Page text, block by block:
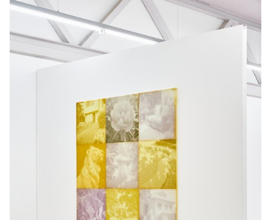
comment la fonction d'une image change lorsqu'elle est adaptée
à différents cadres de photographie appliquée. Ce cours explore
la contradiction et l'ambiguïté dans la signification
photographique et le rôle des conventions esthétiques dans le
façonnement de la fonction d'une image à travers les contextes.
Tout au long du cours, les étudiants devront développer une série
cohérente d'au moins 10 images qui appliquent un traitement ou
n'est pas typiquement représenté dans ce style ou cette
esthétique. À travers ce processus, les étudiants examineront
comment les codes visuels, les changements de contexte et les
stratégies esthétiques influencent l'interprétation.